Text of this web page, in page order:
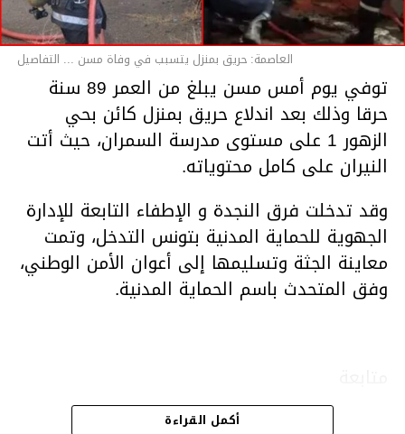
العاصمة: حريق بمنزل يتسبب في وفاة مسن ... التفاصيل
توفي يوم أمس مسن يبلغ من العمر 89 سنة
حرقا وذلك بعد اندلاع حريق بمنزل كائن بحي
الزهور 1 على مستوى مدرسة السمران، حيث أتت
النيران على كامل محتوياته.
وقد تدخلت فرق النجدة و الإطفاء التابعة للإدارة
الجهوية للحماية المدنية بتونس التدخل، وتمت
معاينة الجثة وتسليمها إلى أعوان الأمن الوطني،
وفق المتحدث باسم الحماية المدنية.
أكمل القراءة